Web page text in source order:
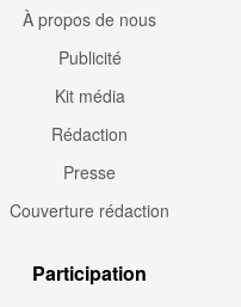
À propos de nous
Publicité
Kit média
Rédaction
Presse
Couverture rédaction
Participation